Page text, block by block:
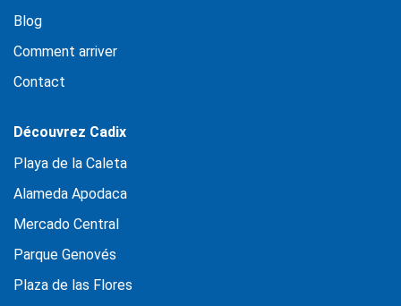
Blog
Comment arriver
Contact
Découvrez Cadix
Playa de la Caleta
Alameda Apodaca
Mercado Central
Parque Genovés
Plaza de las Flores